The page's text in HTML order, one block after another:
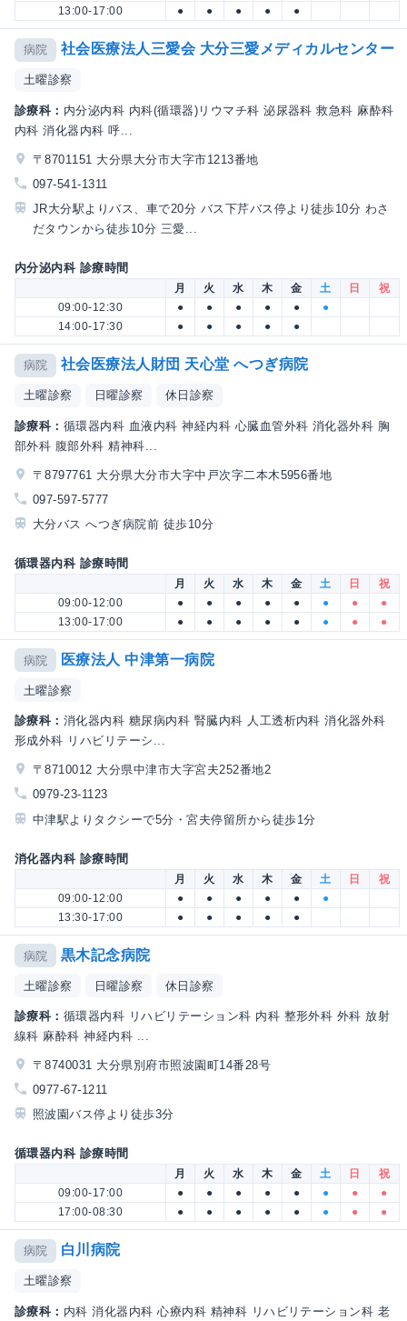
13:00-17:00
● ● ● ● ●
病院 社会医療法人三愛会 大分三愛メディカルセンター
土曜診察
診療科： 内分泌内科 内科(循環器)リウマチ科 泌尿器科 救急科 麻酔科
内科 消化器内科 呼...
〒8701151 大分県大分市大字市1213番地
097-541-1311
JR大分駅よりバス、車で20分 バス下芹バス停より徒歩10分 わさ
だタウンから徒歩10分 三愛...
内分泌内科 診療時間
月 火 水 木 金 土 日
祝
09:00-12:30
● ● ● ● ●
●
14:00-17:30
● ● ● ● ●
病院 社会医療法人財団 天心堂 へつぎ病院
土曜診察 日曜診察 休日診察
診療科： 循環器内科 血液内科 神経内科 心臓血管外科 消化器外科 胸
部外科 腹部外科 精神科...
〒8797761 大分県大分市大字中戸次字二本木5956番地
097-597-5777
大分バス へつぎ病院前 徒歩10分
循環器内科 診療時間
月 火 水 木 金 土 日
祝
09:00-12:00
● ● ● ● ● ● ●
●
13:00-17:00
● ● ● ● ● ● ● ●
病院 医療法人 中津第一病院
土曜診察
診療科： 消化器内科 糖尿病内科 腎臓内科 人工透析内科 消化器外科
形成外科 リハビリテーシ...
〒8710012 大分県中津市大字宮夫252番地2
0979-23-1123
中津駅よりタクシーで5分・宮夫停留所から徒歩1分
消化器内科 診療時間
月 火 水 木 金 土 日
祝
09:00-12:00
● ● ● ● ●
●
13:30-17:00
● ● ● ● ●
病院 黒木記念病院
土曜診察 日曜診察 休日診察
診療科： 循環器内科 リハビリテーション科 内科 整形外科 外科 放射
線科 麻酔科 神経内科 ...
〒8740031 大分県別府市照波園町14番28号
0977-67-1211
照波園バス停より徒歩3分
循環器内科 診療時間
月 火 水 木 金 土 日
祝
09:00-17:00
● ● ● ● ● ● ●
●
17:00-08:30
● ● ● ● ● ● ● ●
病院 白川病院
土曜診察
診療科： 内科 消化器内科 心療内科 精神科 リハビリテーション科 老